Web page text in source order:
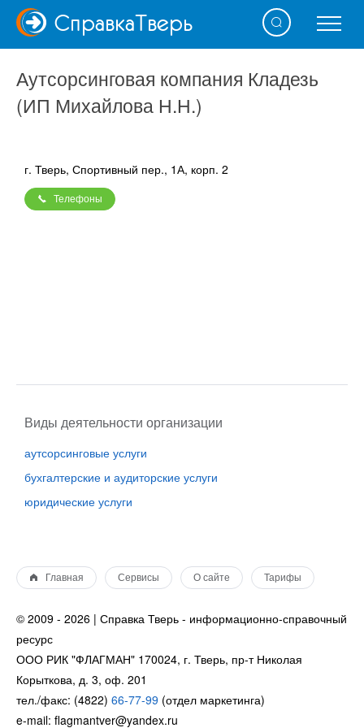
СправкаТверь
Аутсорсинговая компания Кладезь
(ИП Михайлова Н.Н.)
г. Тверь, Спортивный пер., 1А, корп. 2
Телефоны
Виды деятельности организации
аутсорсинговые услуги
бухгалтерские и аудиторские услуги
юридические услуги
Главная Сервисы О сайте Тарифы
© 2009 - 2026 | Справка Тверь - информационно-справочный
ресурс
ООО РИК "ФЛАГМАН" 170024, г. Тверь, пр-т Николая
Корыткова, д. 3, оф. 201
тел./факс: (4822) 66-77-99 (отдел маркетинга)
e-mail: flagmantver@yandex.ru